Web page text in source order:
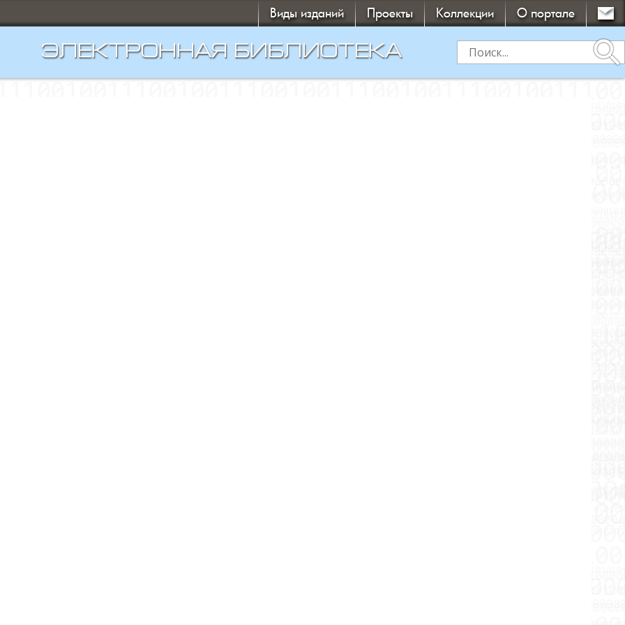
Виды изданий Проекты Коллекции О портале
ЭЛЕКТРОННАЯ БИБЛИОТЕКА search